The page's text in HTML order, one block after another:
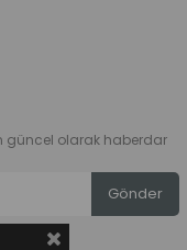
güncel olarak haberdar
Gönder